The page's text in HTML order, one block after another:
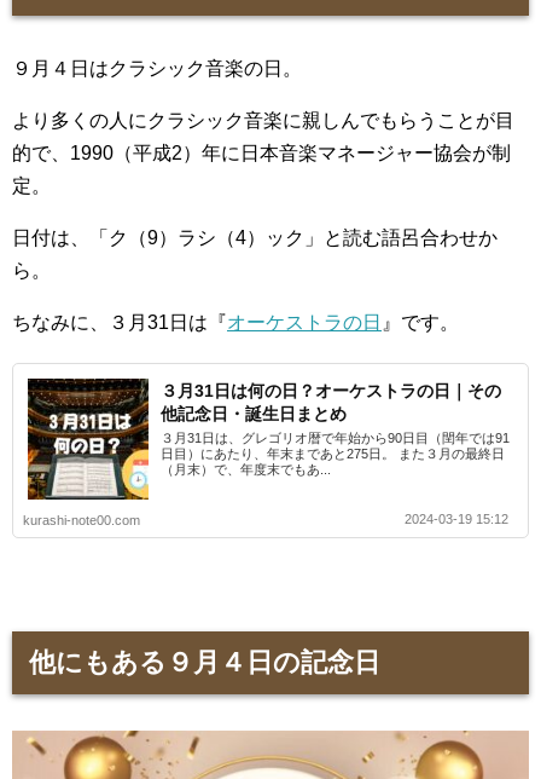
９月４日はクラシック音楽の日。
より多くの人にクラシック音楽に親しんでもらうことが目
的で、1990（平成2）年に日本音楽マネージャー協会が制
定。
日付は、「ク（9）ラシ（4）ック」と読む語呂合わせか
ら。
ちなみに、３月31日は『オーケストラの日 』です。
３月31日は何の日？オーケストラの日｜その
他記念日・誕生日まとめ
３月31日は、グレゴリオ暦で年始から90日目（閏年では91
日目）にあたり、年末まであと275日。 また３月の最終日
（月末）で、年度末でもあ...
kurashi-note00.com 2024-03-19 15:12
他にもある９月４日の記念日